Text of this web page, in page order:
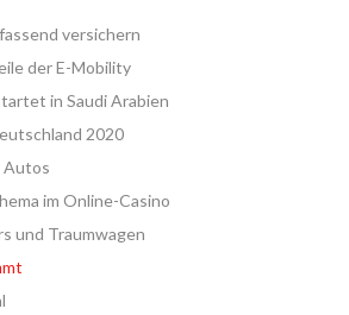
versichern
der E-Mobility
in Saudi Arabien
2020
Autos
im Online-Casino
und Traumwagen